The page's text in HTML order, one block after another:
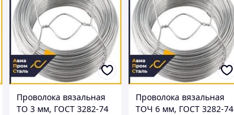
Проволока вязальная
ТО 3 мм, ГОСТ 3282-74
Проволока вязальная
ТОЧ 6 мм, ГОСТ 3282-74